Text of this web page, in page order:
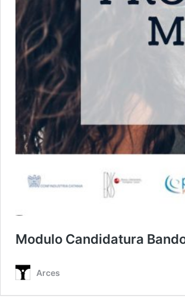
Modulo Candidatura
Arces